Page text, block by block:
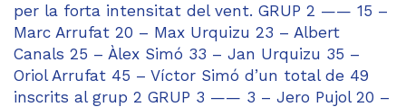
per la forta intensitat del vent. GRUP 2 —— 15 –
Marc Arrufat 20 – Max Urquizu 23 – Albert
Canals 25 – Àlex Simó 33 – Jan Urquizu 35 –
Oriol Arrufat 45 – Víctor Simó d’un total de 49
inscrits al grup 2 GRUP 3 —— 3 – Jero Pujol 20 –